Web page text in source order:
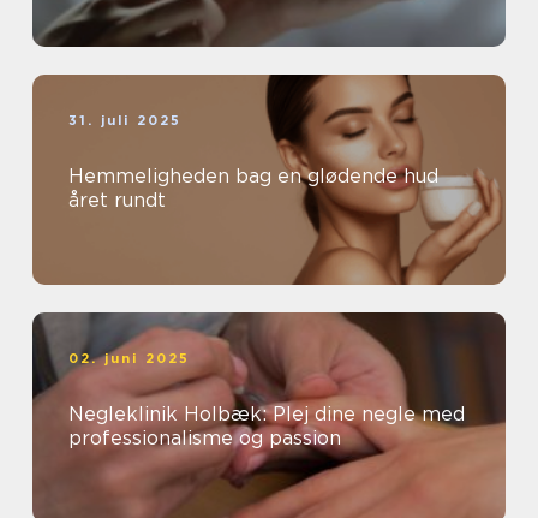
31. juli 2025
Hemmeligheden bag en glødende hud
året rundt
02. juni 2025
Negleklinik Holbæk: Plej dine negle med
professionalisme og passion